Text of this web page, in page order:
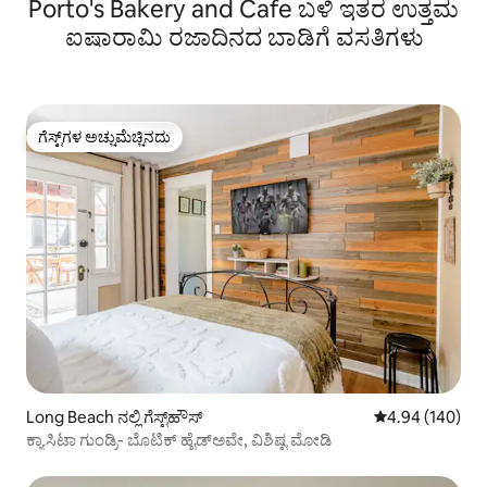
Porto's Bakery and Cafe ಬಳಿ ಇತರ ಉತ್ತಮ
ಐಷಾರಾಮಿ ರಜಾದಿನದ ಬಾಡಿಗೆ ವಸತಿಗಳು
ಗೆಸ್ಟ್‌ಗಳ ಅಚ್ಚುಮೆಚ್ಚಿನದು
ಗೆಸ್ಟ್‌ಗಳ ಅಚ್ಚುಮೆಚ್ಚಿನದು
Long Beach ನಲ್ಲಿ ಗೆಸ್ಟ್‌ಹೌಸ್ 5 ರಲ್ಲಿ 4.94
4.94 (140)
ಕ್ಯಾಸಿಟಾ ಗುಂಡ್ರಿ- ಬೊಟಿಕ್ ಹೈಡ್‌ಅವೇ, ವಿಶಿಷ್ಟ ಮೋಡಿ